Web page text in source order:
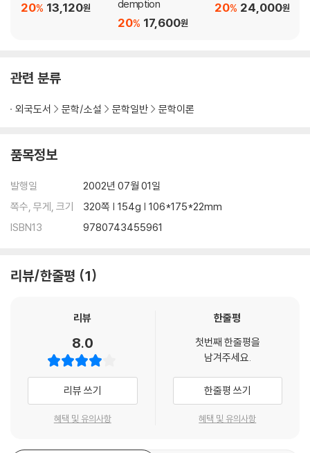
13,120원
20%
demption
17,600원
20%
24,000원
20%
관련 분류
외국도서 문학/소설 문학일반 문학이론
품목정보
발행일
2002년 07월 01일
쪽수, 무게, 크기
320쪽 | 154g | 106*175*22mm
ISBN13
9780743455961
리뷰/한줄평 1
리뷰
8.0
리뷰 쓰기
혜택 및 유의사항
한줄평
첫번째 한줄평을
남겨주세요.
한줄평 쓰기
혜택 및 유의사항